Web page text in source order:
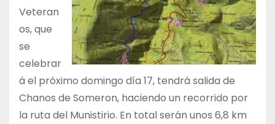
Veteran
os, que
se
celebrar
á el próximo domingo día 17, tendrá salida de
Chanos de Someron, haciendo un recorrido por
la ruta del Munistirio. En total serán unos 6,8 km